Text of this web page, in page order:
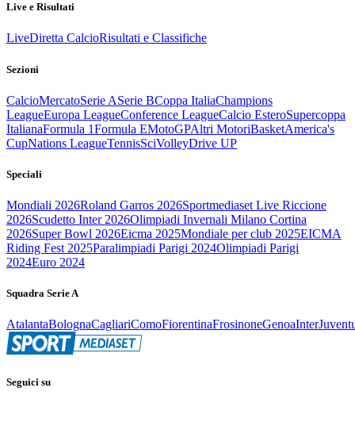
Live e Risultati
LiveDiretta CalcioRisultati e Classifiche
Sezioni
CalcioMercatoSerie ASerie BCoppa ItaliaChampions
LeagueEuropa LeagueConference LeagueCalcio EsteroSupercoppa
ItalianaFormula 1Formula EMotoGPAltri MotoriBasketAmerica's
CupNations LeagueTennisSciVolleyDrive UP
Speciali
Mondiali 2026Roland Garros 2026Sportmediaset Live Riccione
2026Scudetto Inter 2026Olimpiadi Invernali Milano Cortina
2026Super Bowl 2026Eicma 2025Mondiale per club 2025EICMA
Riding Fest 2025Paralimpiadi Parigi 2024Olimpiadi Parigi
2024Euro 2024
Squadra Serie A
AtalantaBolognaCagliariComoFiorentinaFrosinoneGenoaInter
Seguici su